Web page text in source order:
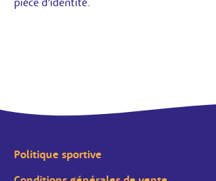
Politique sportive